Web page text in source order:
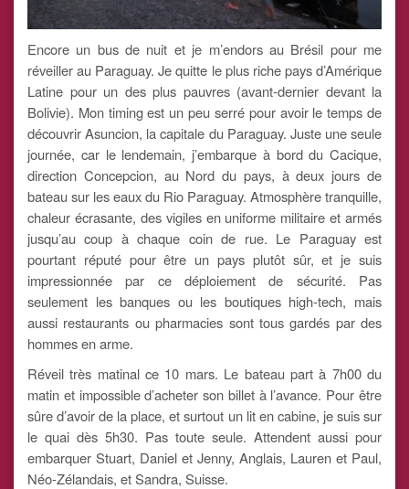
Encore un bus de nuit et je m’endors au Brésil pour me
réveiller au Paraguay. Je quitte le plus riche pays d’Amérique
Latine pour un des plus pauvres (avant-dernier devant la
Bolivie). Mon timing est un peu serré pour avoir le temps de
découvrir Asuncion, la capitale du Paraguay. Juste une seule
journée, car le lendemain, j’embarque à bord du Cacique,
direction Concepcion, au Nord du pays, à deux jours de
bateau sur les eaux du Rio Paraguay. Atmosphère tranquille,
chaleur écrasante, des vigiles en uniforme militaire et armés
jusqu’au coup à chaque coin de rue. Le Paraguay est
pourtant réputé pour être un pays plutôt sûr, et je suis
impressionnée par ce déploiement de sécurité. Pas
seulement les banques ou les boutiques high-tech, mais
aussi restaurants ou pharmacies sont tous gardés par des
hommes en arme.
Réveil très matinal ce 10 mars. Le bateau part à 7h00 du
matin et impossible d’acheter son billet à l’avance. Pour être
sûre d’avoir de la place, et surtout un lit en cabine, je suis sur
le quai dès 5h30. Pas toute seule. Attendent aussi pour
embarquer Stuart, Daniel et Jenny, Anglais, Lauren et Paul,
Néo-Zélandais, et Sandra, Suisse.